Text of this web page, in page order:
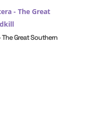
The Great Southern